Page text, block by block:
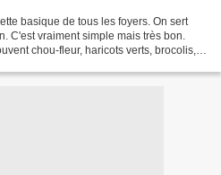
basique de tous les foyers. On sert
C'est vraiment simple mais très bon.
chou-fleur, haricots verts, brocolis,